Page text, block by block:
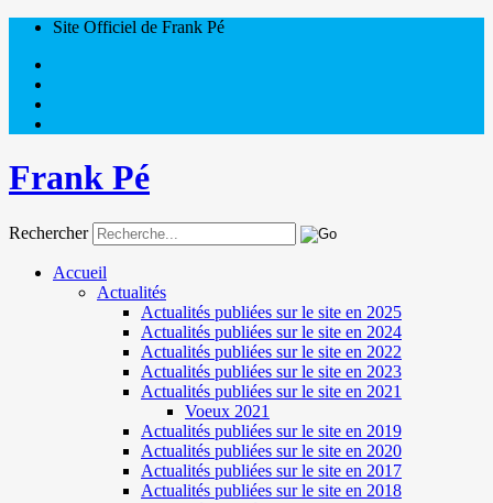
Site Officiel de Frank Pé
Frank Pé
Rechercher
Accueil
Actualités
Actualités publiées sur le site en 2025
Actualités publiées sur le site en 2024
Actualités publiées sur le site en 2022
Actualités publiées sur le site en 2023
Actualités publiées sur le site en 2021
Voeux 2021
Actualités publiées sur le site en 2019
Actualités publiées sur le site en 2020
Actualités publiées sur le site en 2017
Actualités publiées sur le site en 2018